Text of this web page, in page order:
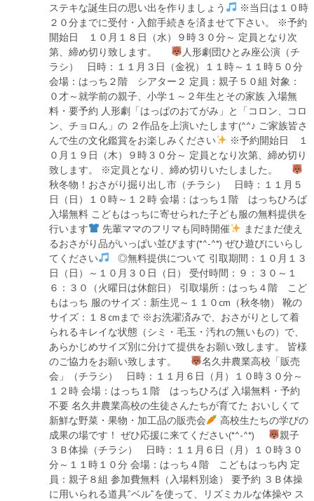
ステキな誕生日の思い出を作りましょう
※当日は１０時
２０分までに受付・入館手続きを済ませて下さい。 ※予約
開始日 １０月１８日（水）９時３０分～ 定員となり次
第、締め切り致します。
人形劇団ひとみ座公演（チ
ラシ） 日時：１１月３日（金祝）１１時～１１時５０分
会場：はっち２階 シアター２ 定員：親子５０組 対象：
０才～就学前の親子、小学１～２年生とその家族 入場無
料・要予約 人形劇「はっぱのおてがみ」と「コロン、コロ
ン、チョロん」の ２作品を上演いたします(^^♪ ご家族皆さ
んで生の文化鑑賞をお楽しみください
※予約開始日 １
０月１９日（木）９時３０分～ 定員となり次第、締め切り
致します。 ※定員となり、締め切りいたしました。
秋冬物！おさがり掘り出し市（チラシ） 日時：１１月５
日（日）１０時～１２時 会場：はっち１階 はっちひろば
入場無料 こどもはっちに寄せられた子ども服の無料提供を
行います
先輩ママのフリマも同時開催
まだまだ使え
るおさがり品がいっぱい並びます(*^-^*) ぜひ遊びにいらし
てください
◎無料提供について 引取期間：１０月１３
日（日）～１０月３０日（日） 受付時間：９：３０～１
６：３０（火曜日は休館日） 引取場所：はっち４階 こど
もはっち 服のサイズ：新生児～１１０cm（秋冬物） 靴の
サイズ：１８cmまで ※お洗濯済みで、おさがりとして着
られるキレイな状態（シミ・毛玉・汚れの無いもの）で、
あらかじめサイズ別に分けて提供をお願い致します。 皆様
のご協力をお願い致します。
名久井農業高校「販売
会」（チラシ） 日時：１１月６日（月）１０時３０分～
１２時 会場：はっち１階 はっちひろば 入場無料・予約
不要 名久井農業高校の生徒さんたちが育てた おいしくて
新鮮な野菜・果物・加工品の販売会
高校生たちの学びの
成果の場です！ ぜひ応援に来てください(*^-^*)
親子
３Ｂ体操（チラシ） 日時：１１月６日（月）１０時３０
分～１１時１０分 会場：はっち４階 こどもはっち内 定
員：親子８組 参加費無料（入場料別途） 要予約 ３Ｂ体操
に用いられる道具”ベル”を使って、リズミカルな体操や ス